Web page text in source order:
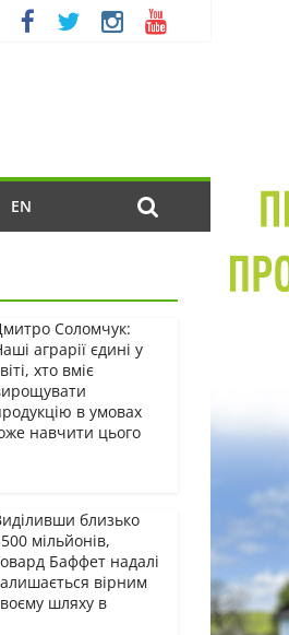
EN
Соломчук:
аграрії єдині у
хто вміє
в умовах
навчити цього
близько
мільйонів,
Баффет надалі
вірним
шляху в